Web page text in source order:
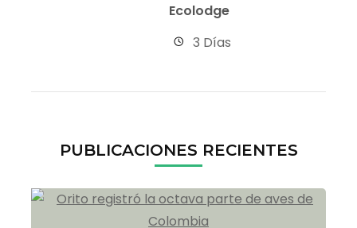
Ecolodge
3 Días
PUBLICACIONES RECIENTES